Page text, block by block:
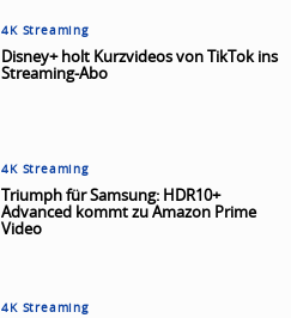
4K Streaming
Disney+ holt Kurzvideos von TikTok ins
Streaming-Abo
4K Streaming
Triumph für Samsung: HDR10+
Advanced kommt zu Amazon Prime
Video
4K Streaming